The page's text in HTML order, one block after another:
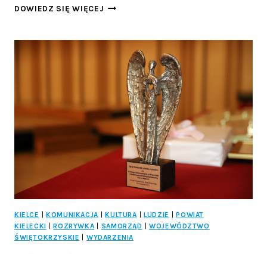
DOWIEDZ SIĘ WIĘCEJ KOSZYKARSKIE
TURNIEJ
ULICZNY
STASZOWIE
JUŻ
29
SIERPNIA
KIELCE | KOMUNIKACJA | KULTURA | LUDZIE | POWIAT
KIELECKI | ROZRYWKA | SAMORZĄD | WOJEWÓDZTWO
ŚWIĘTOKRZYSKIE | WYDARZENIA